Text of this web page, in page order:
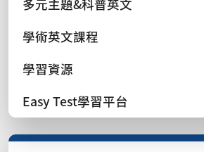
多元主題&科普英文
學術英文課程
學習資源
Easy Test學習平台